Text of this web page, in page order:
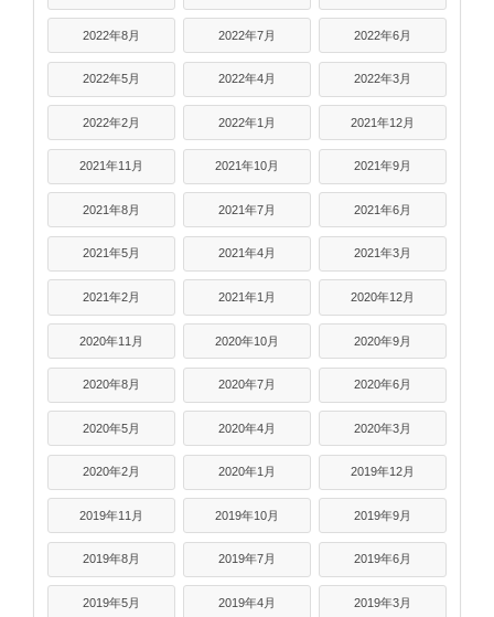
2022年8月 2022年7月 2022年6月
2022年5月 2022年4月 2022年3月
2022年2月 2022年1月 2021年12月
2021年11月 2021年10月 2021年9月
2021年8月 2021年7月 2021年6月
2021年5月 2021年4月 2021年3月
2021年2月 2021年1月 2020年12月
2020年11月 2020年10月 2020年9月
2020年8月 2020年7月 2020年6月
2020年5月 2020年4月 2020年3月
2020年2月 2020年1月 2019年12月
2019年11月 2019年10月 2019年9月
2019年8月 2019年7月 2019年6月
2019年5月 2019年4月 2019年3月